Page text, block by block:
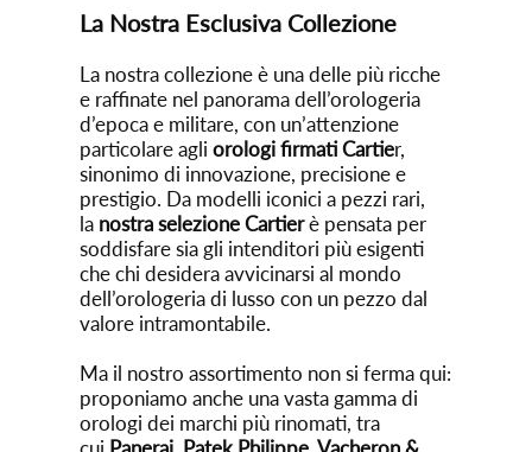
La Nostra Esclusiva Collezione
La nostra collezione è una delle più ricche
e raffinate nel panorama dell’orologeria
d’epoca e militare, con un’attenzione
particolare agliorologi firmati Cartier,
sinonimo di innovazione, precisione e
prestigio. Da modelli iconici a pezzi rari,
la nostra selezione Cartierè pensata per
soddisfare sia gli intenditori più esigenti
che chi desidera avvicinarsi al mondo
dell’orologeria di lusso con un pezzo dal
valore intramontabile.
Ma il nostro assortimento non si ferma qui:
proponiamo anche una vasta gamma di
orologi dei marchi più rinomati, tra